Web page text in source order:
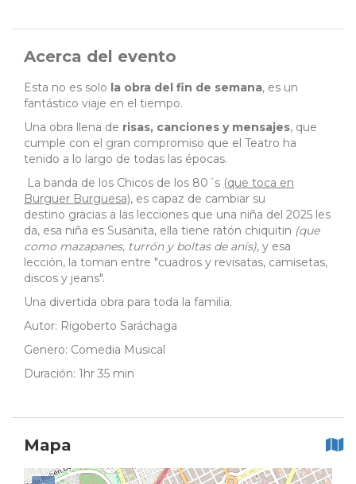
Acerca del evento
Esta no es solo la obra del fin de semana, es un
fantástico viaje en el tiempo.
Una obra llena de risas, canciones y mensajes, que
cumple con el gran compromiso que el Teatro ha
tenido a lo largo de todas las épocas.
La banda de los Chicos de los 80´s (que toca en
Burguer Burguesa), es capaz de cambiar su
destino gracias a las lecciones que una niña del 2025 les
da, esa niña es Susanita, ella tiene ratón chiquitin (que
como mazapanes, turrón y boltas de anís), y esa
lección, la toman entre "cuadros y revisatas, camisetas,
discos y jeans".
Una divertida obra para toda la familia.
Autor: Rigoberto Saráchaga
Genero: Comedia Musical
Duración: 1hr 35 min
Mapa